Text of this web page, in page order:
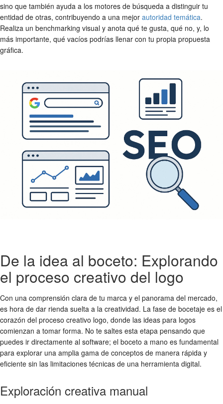
sino que también ayuda a los motores de búsqueda a distinguir tu
entidad de otras, contribuyendo a una mejor autoridad temática.
Realiza un benchmarking visual y anota qué te gusta, qué no, y, lo
más importante, qué vacíos podrías llenar con tu propia propuesta
gráfica.
De la idea al boceto: Explorando
el proceso creativo del logo
Con una comprensión clara de tu marca y el panorama del mercado,
es hora de dar rienda suelta a la creatividad. La fase de bocetaje es el
corazón del proceso creativo logo, donde las ideas para logos
comienzan a tomar forma. No te saltes esta etapa pensando que
puedes ir directamente al software; el boceto a mano es fundamental
para explorar una amplia gama de conceptos de manera rápida y
eficiente sin las limitaciones técnicas de una herramienta digital.
Exploración creativa manual